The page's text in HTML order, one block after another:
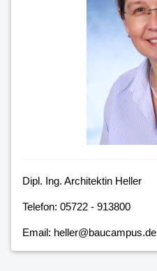
Dipl. Ing. Architektin Heller
Telefon: 05722 - 913800
Email: heller@baucampus.de